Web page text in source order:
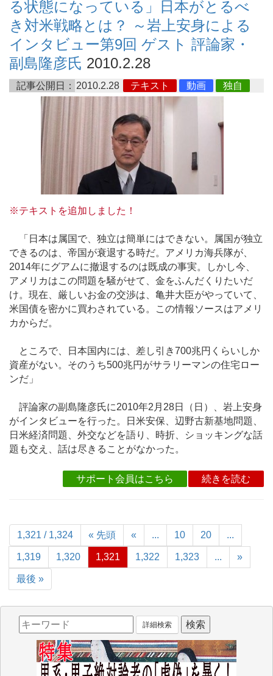
る状態になっている」日本がとるべ
き対米戦略とは？ ～岩上安身による
インタビュー第9回 ゲスト 評論家・
副島隆彦氏 2010.2.28
記事公開日： 2010.2.28 テキスト 動画 独自
※テキストを追加しました！
「日本は属国で、独立は簡単にはできない。属国が独立
できるのは、帝国が衰退する時だ。アメリカ海兵隊が、
2014年にグアムに撤退するのは既成の事実。しかし今、
アメリカはこの問題を騒がせて、金をふんだくりたいだ
け。現在、厳しいお金の交渉は、亀井大臣がやっていて、
米国債を密かに買わされている。この情報ソースはアメリ
カからだ。
ところで、日本国内には、差し引き700兆円くらいしか
資産がない。そのうち500兆円がサラリーマンの住宅ロー
ンだ」
評論家の副島隆彦氏に2010年2月28日（日）、岩上安身
がインタビューを行った。日米安保、辺野古新基地問題、
日米経済問題、外交などを語り、時折、ショッキングな話
題も交え、話は尽きることがなかった。
サポート会員はこちら 続きを読む
1,321 / 1,324 « 先頭 « ... 10 20 ...
1,319 1,320 1,321 1,322 1,323 ... »
最後 »
詳細検索